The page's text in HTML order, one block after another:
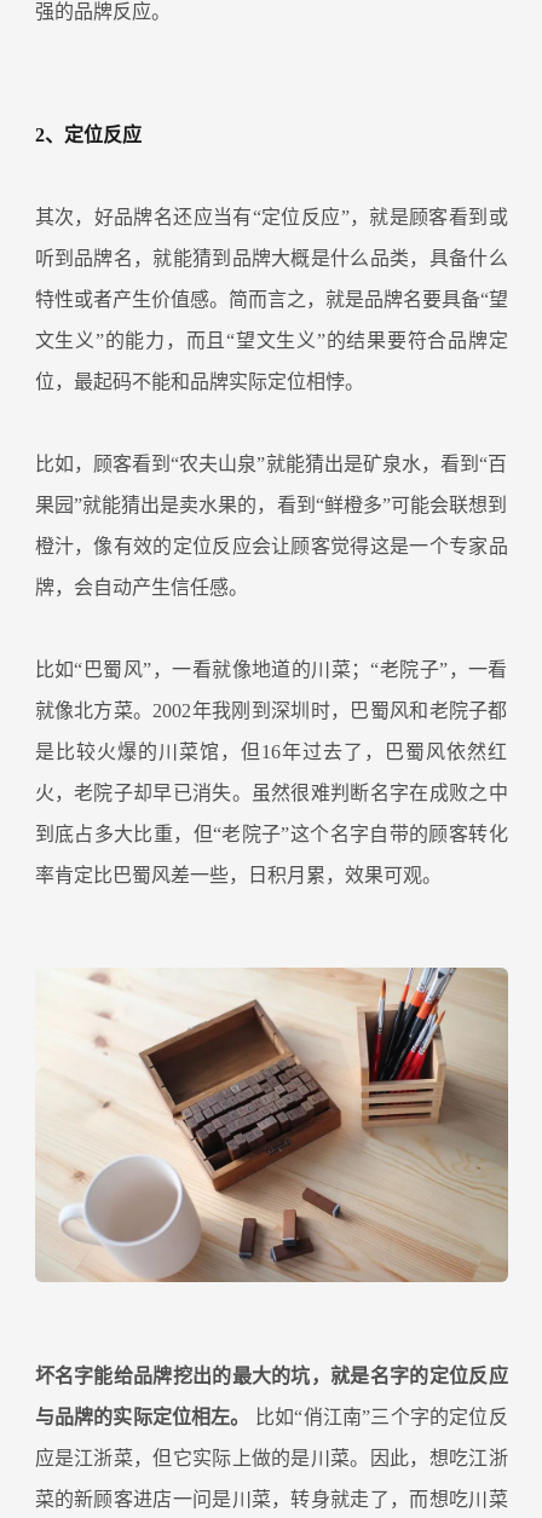
强的品牌反应。
2、定位反应
其次，好品牌名还应当有“定位反应”，就是顾客看到或
听到品牌名，就能猜到品牌大概是什么品类，具备什么
特性或者产生价值感。简而言之，就是品牌名要具备“望
文生义”的能力，而且“望文生义”的结果要符合品牌定
位，最起码不能和品牌实际定位相悖。
比如，顾客看到“农夫山泉”就能猜出是矿泉水，看到“百
果园”就能猜出是卖水果的，看到“鲜橙多”可能会联想到
橙汁，像有效的定位反应会让顾客觉得这是一个专家品
牌，会自动产生信任感。
比如“巴蜀风”，一看就像地道的川菜；“老院子”，一看
就像北方菜。2002年我刚到深圳时，巴蜀风和老院子都
是比较火爆的川菜馆，但16年过去了，巴蜀风依然红
火，老院子却早已消失。虽然很难判断名字在成败之中
到底占多大比重，但“老院子”这个名字自带的顾客转化
率肯定比巴蜀风差一些，日积月累，效果可观。
坏名字能给品牌挖出的最大的坑，就是名字的定位反应
与品牌的实际定位相左。
比如“俏江南”三个字的定位反
应是江浙菜，但它实际上做的是川菜。因此，想吃江浙
菜的新顾客进店一问是川菜，转身就走了，而想吃川菜